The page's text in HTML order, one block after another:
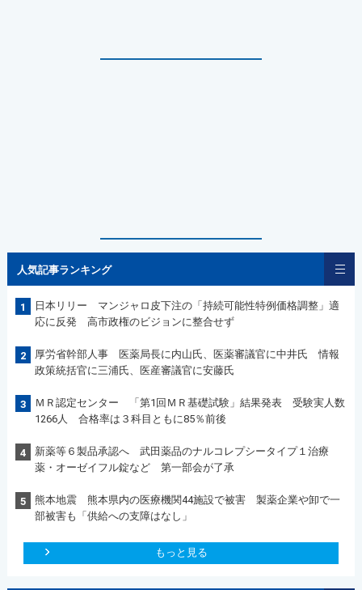
人気記事ランキング
1
日本リリー マンジャロ皮下注の「持続可能性特例価格調整」適
応に反発 高市政権のビジョンに整合せず
2
厚労省幹部人事 医薬局長に内山氏、医薬審議官に中井氏 情報
政策統括官に三浦氏、医産審議官に安藤氏
3
ＭＲ認定センター 「第1回ＭＲ基礎試験」結果発表 受験実人数
1266人 合格率は３科目ともに85％前後
4
新薬等６製品承認へ 武田薬品のナルコレプシータイプ１治療
薬・オーゼイフル錠など 第一部会が了承
5
熊本地震 熊本県内の医療機関44施設で被害 製薬企業や卸で一
部被害も「供給への支障はなし」
もっと見る